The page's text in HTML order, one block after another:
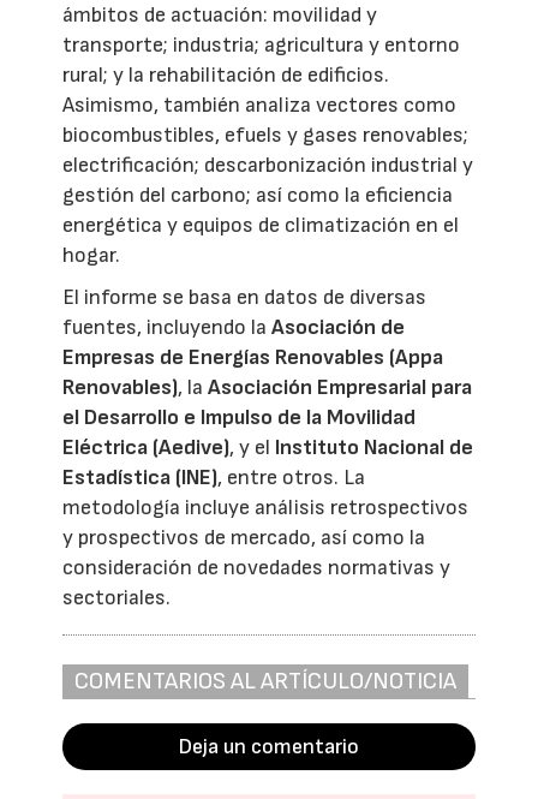
ámbitos de actuación: movilidad y
transporte; industria; agricultura y entorno
rural; y la rehabilitación de edificios.
Asimismo, también analiza vectores como
biocombustibles, efuels y gases renovables;
electrificación; descarbonización industrial y
gestión del carbono; así como la eficiencia
energética y equipos de climatización en el
hogar.
El informe se basa en datos de diversas
fuentes, incluyendo laAsociación de
Empresas de Energías Renovables (Appa
Renovables), laAsociación Empresarial para
el Desarrollo e Impulso de la Movilidad
Eléctrica (Aedive), y el Instituto Nacional de
Estadística (INE), entre otros. La
metodología incluye análisis retrospectivos
y prospectivos de mercado, así como la
consideración de novedades normativas y
sectoriales.
COMENTARIOS AL ARTÍCULO/NOTICIA
Deja un comentario